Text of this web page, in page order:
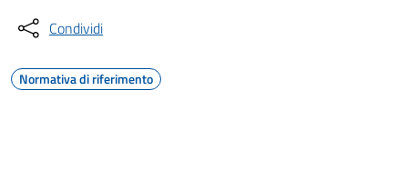
Condividi
Normativa di riferimento